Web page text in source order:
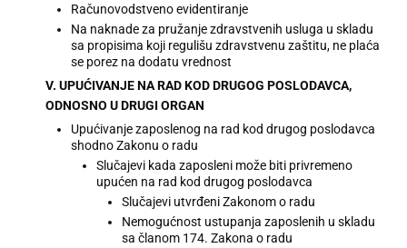
Računovodstveno evidentiranje
Na naknade za pružanje zdravstvenih usluga u skladu
sa propisima koji regulišu zdravstvenu zaštitu, ne plaća
se porez na dodatu vrednost
V. UPUĆIVANJE NA RAD KOD DRUGOG POSLODAVCA,
ODNOSNO U DRUGI ORGAN
Upućivanje zaposlenog na rad kod drugog poslodavca
shodno Zakonu o radu
Slučajevi kada zaposleni može biti privremeno
upućen na rad kod drugog poslodavca
Slučajevi utvrđeni Zakonom o radu
Nemogućnost ustupanja zaposlenih u skladu
sa članom 174. Zakona o radu